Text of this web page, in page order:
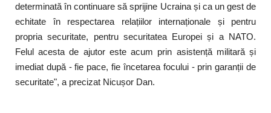
determinată în continuare să sprijine Ucraina și ca un gest de
echitate în respectarea relațiilor internaționale și pentru
propria securitate, pentru securitatea Europei și a NATO.
Felul acesta de ajutor este acum prin asistență militară și
imediat după - fie pace, fie încetarea focului - prin garanții de
securitate", a precizat Nicușor Dan.